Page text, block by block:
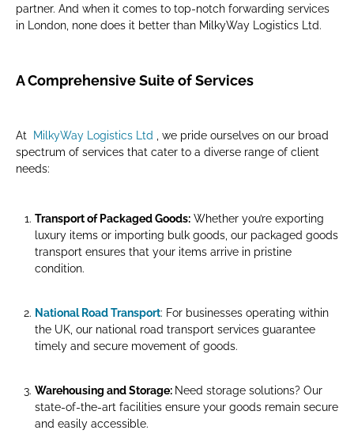
partner. And when it comes to top-notch forwarding services
in London, none does it better than MilkyWay Logistics Ltd.
A Comprehensive Suite of Services
At MilkyWay Logistics Ltd
, we pride ourselves on our broad
spectrum of services that cater to a diverse range of client
needs:
Transport of Packaged Goods: Whether you’re exporting
luxury items or importing bulk goods, our packaged goods
transport ensures that your items arrive in pristine
condition.
National Road Transport: For businesses operating within
the UK, our national road transport services guarantee
timely and secure movement of goods.
Warehousing and Storage: Need storage solutions? Our
state-of-the-art facilities ensure your goods remain secure
and easily accessible.